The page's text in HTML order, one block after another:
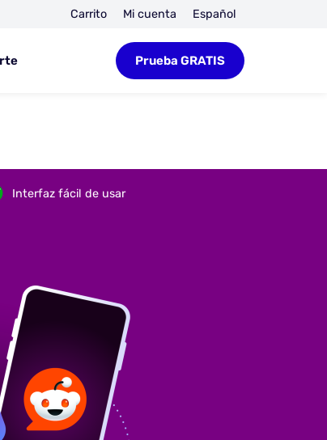
Carrito Mi cuenta Español
Prueba GRATIS
Interfaz fácil de usar